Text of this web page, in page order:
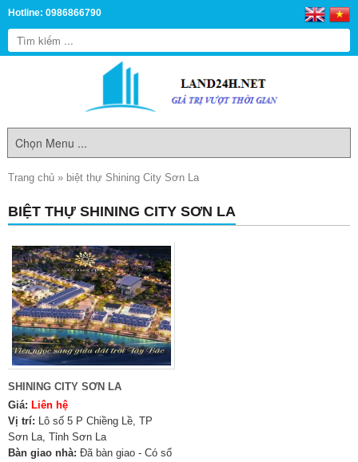
Hotline: 0986866790
Trang chủ » biệt thự Shining City Sơn La
BIỆT THỰ SHINING CITY SƠN LA
SHINING CITY SƠN LA
Giá: Liên hệ
Vị trí: Lô số 5 P Chiềng Lề, TP
Sơn La, Tỉnh Sơn La
Bàn giao nhà: Đã bàn giao - Có sổ